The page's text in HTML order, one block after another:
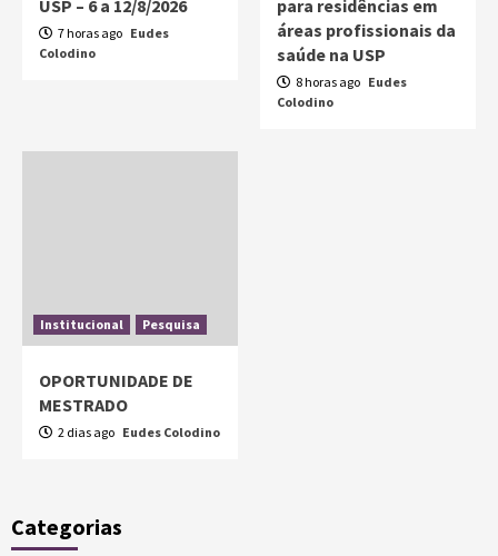
USP – 6 a 12/8/2026
7 horas ago Eudes
Colodino
para residências em
áreas profissionais da
saúde na USP
8 horas ago Eudes
Colodino
Institucional Pesquisa
OPORTUNIDADE DE
MESTRADO
2 dias ago Eudes Colodino
Categorias